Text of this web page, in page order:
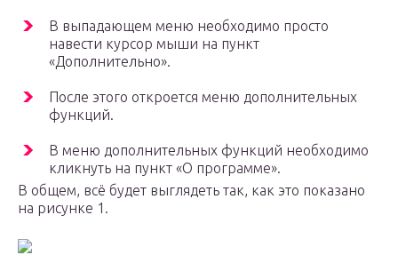
В выпадающем меню необходимо просто
навести курсор мыши на пункт
«Дополнительно».
После этого откроется меню дополнительных
функций.
В меню дополнительных функций необходимо
кликнуть на пункт «О программе».
В общем, всё будет выглядеть так, как это показано
на рисунке 1.